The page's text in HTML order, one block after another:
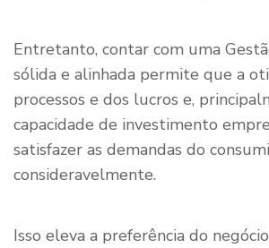
Entretanto, contar com uma
sólida e alinhada permite que a
processos e dos lucros e,
capacidade de investimento
satisfazer as demandas do
consideravelmente.
Isso eleva a preferência do